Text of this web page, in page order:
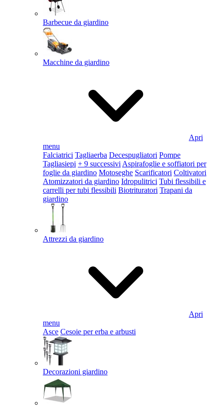
Barbecue da giardino
Macchine da giardino
Apri
menu
Falciatrici Tagliaerba Decespugliatori Pompe
Tagliasiepi + 9 successivi Aspirafoglie e soffiatori per
foglie da giardino Motoseghe Scarificatori Coltivatori
Atomizzatori da giardino Idropulitrici Tubi flessibili e
carrelli per tubi flessibili Biotrituratori Trapani da
giardino
Attrezzi da giardino
Apri
menu
Asce Cesoie per erba e arbusti
Decorazioni giardino